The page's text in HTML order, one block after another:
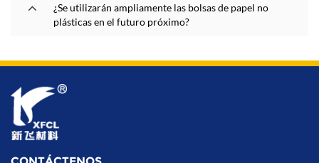
¿Se utilizarán ampliamente las bolsas de papel no
plásticas en el futuro próximo?